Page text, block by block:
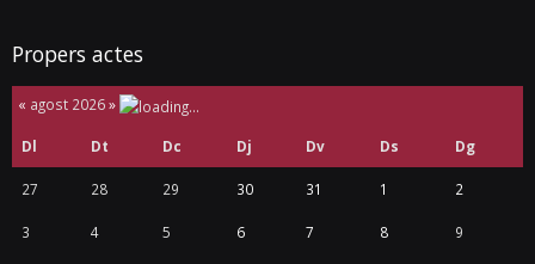
Propers actes
« agost 2026»
Dl Dt Dc Dj Dv Ds Dg
27 28 29 30 31 1 2
3 4 5 6 7 8 9